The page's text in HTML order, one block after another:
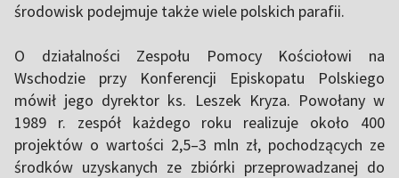
środowisk podejmuje także wiele polskich parafii.
O działalności Zespołu Pomocy Kościołowi na
Wschodzie przy Konferencji Episkopatu Polskiego
mówił jego dyrektor ks. Leszek Kryza. Powołany w
1989 r. zespół każdego roku realizuje około 400
projektów o wartości 2,5–3 mln zł, pochodzących ze
środków uzyskanych ze zbiórki przeprowadzanej do